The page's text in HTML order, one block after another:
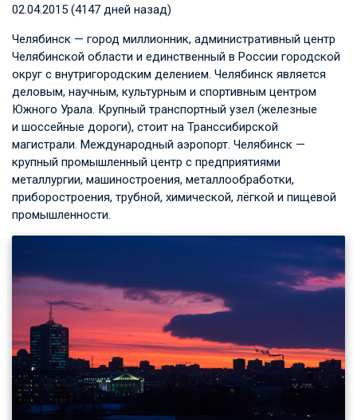
02.04.2015 (4147 дней назад)
Челябинск — город миллионник, административный центр
Челябинской области и единственный в России городской
округ с внутригородским делением. Челябинск является
деловым, научным, культурным и спортивным центром
Южного Урала. Крупный транспортный узел (железные
и шоссейные дороги), стоит на Транссибирской
магистрали. Международный аэропорт. Челябинск —
крупный промышленный центр с предприятиями
металлургии, машиностроения, металлообработки,
приборостроения, трубной, химической, лёгкой и пищевой
промышленности.